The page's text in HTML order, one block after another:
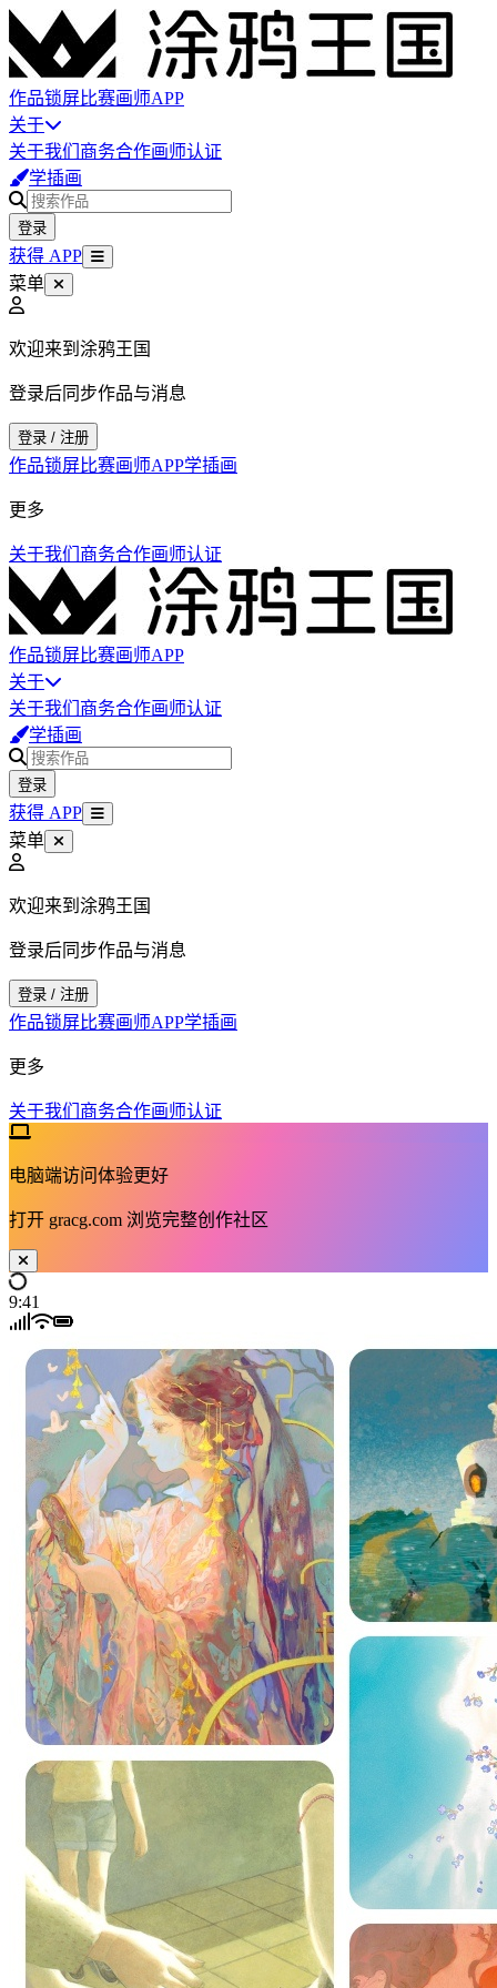
作品锁屏比赛画师APP
关于
关于我们 商务合作画师认证
学插画
登录
获得 APP
菜单
欢迎来到涂鸦王国
登录后同步作品与消息
登录 / 注册
作品锁屏比赛画师APP学插画
更多
关于我们 商务合作画师认证
作品锁屏比赛画师APP
关于
关于我们 商务合作画师认证
学插画
登录
获得 APP
菜单
欢迎来到涂鸦王国
登录后同步作品与消息
登录 / 注册
作品锁屏比赛画师APP学插画
更多
关于我们 商务合作画师认证
电脑端访问体验更好
打开 gracg.com 浏览完整创作社区
9:41